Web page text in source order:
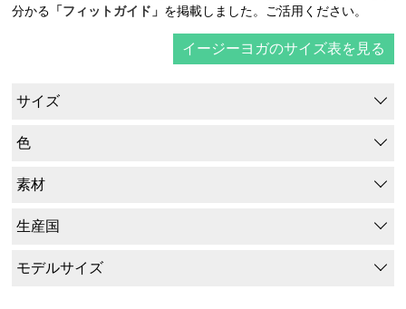
分かる 「フィットガイド」 を掲載しました。ご活用ください。
イージーヨガのサイズ表を見る
サイズ
色
素材
生産国
モデルサイズ